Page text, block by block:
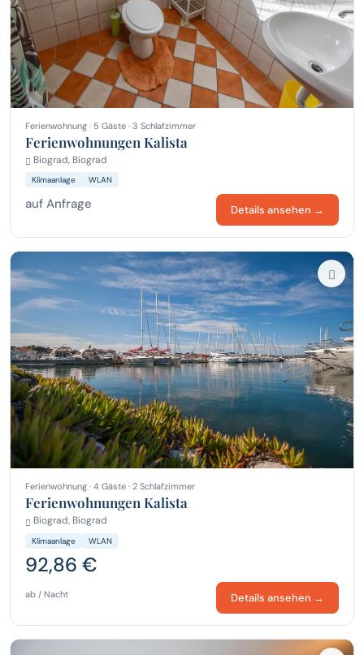
Ferienwohnung · 5 Gäste · 3 Schlafzimmer
Ferienwohnungen Kalista
Biograd, Biograd
Klimaanlage WLAN
auf Anfrage Details ansehen →
Ferienwohnung · 4 Gäste · 2 Schlafzimmer
Ferienwohnungen Kalista
Biograd, Biograd
Klimaanlage WLAN
92,86 €
ab / Nacht Details ansehen →